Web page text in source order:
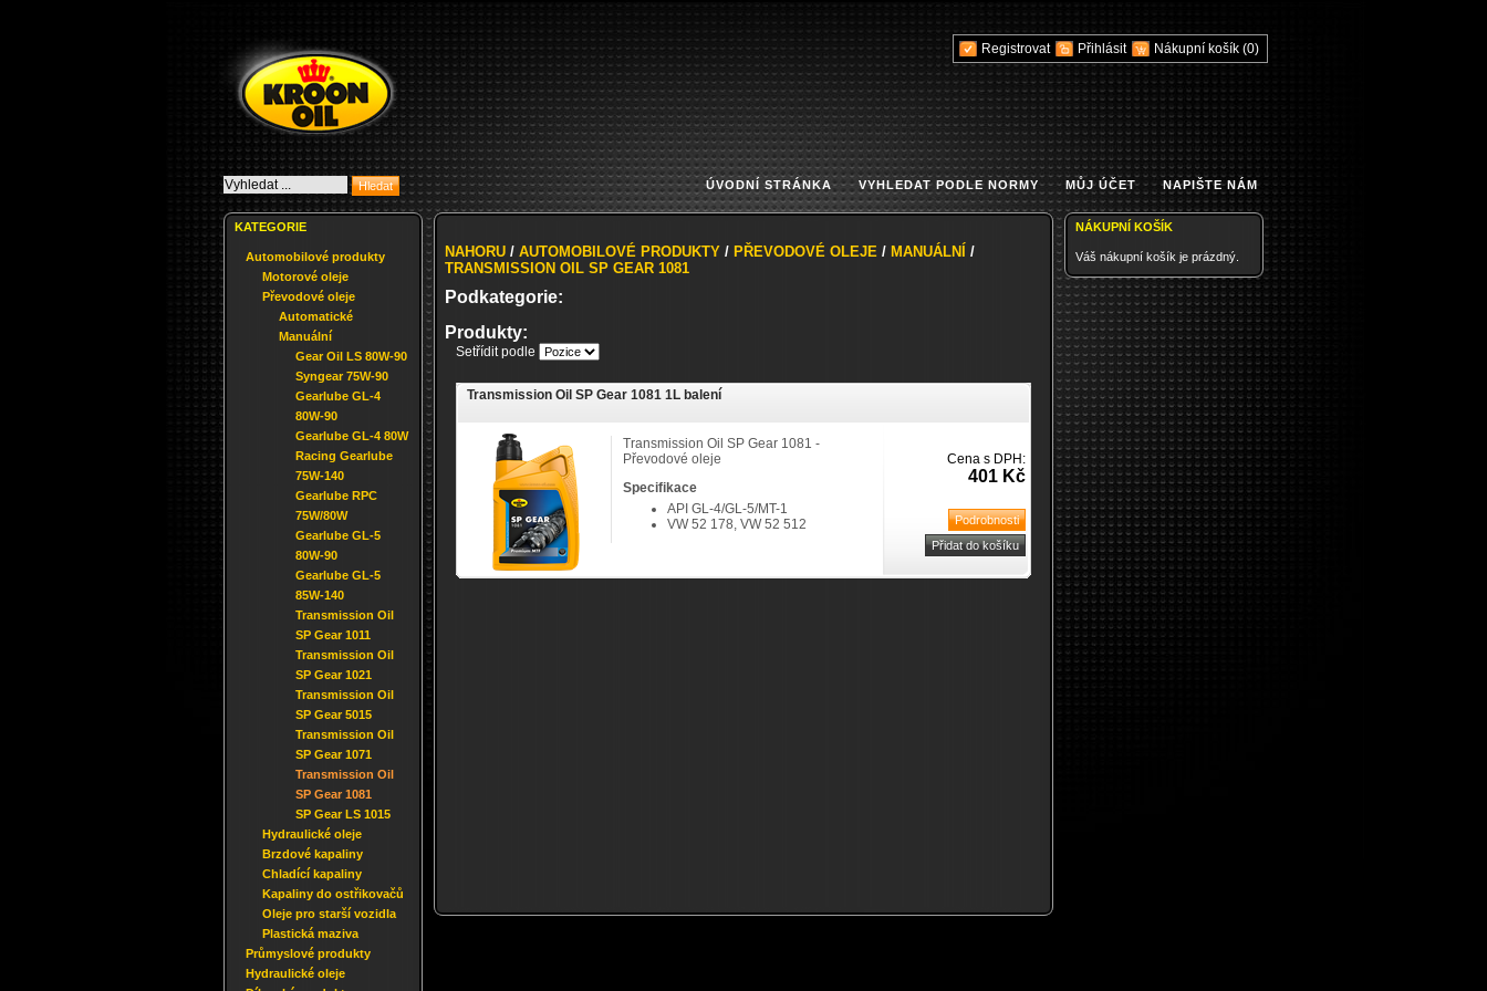
Registrovat Přihlásit Nákupní košík (0)
ÚVODNÍ STRÁNKA VYHLEDAT PODLE NORMY MŮJ ÚČET NAPIŠTE NÁM
KATEGORIE
Automobilové produkty
Motorové oleje
Převodové oleje
Automatické
Manuální
Gear Oil LS 80W-90
Syngear 75W-90
Gearlube GL-4
80W-90
Gearlube GL-4 80W
Racing Gearlube
75W-140
Gearlube RPC
75W/80W
Gearlube GL-5
80W-90
Gearlube GL-5
85W-140
Transmission Oil
SP Gear 1011
Transmission Oil
SP Gear 1021
Transmission Oil
SP Gear 5015
Transmission Oil
SP Gear 1071
Transmission Oil
SP Gear 1081
SP Gear LS 1015
Hydraulické oleje
Brzdové kapaliny
Chladící kapaliny
Kapaliny do ostřikovačů
Oleje pro starší vozidla
Plastická maziva
Průmyslové produkty
Hydraulické oleje
NAHORU / AUTOMOBILOVÉ PRODUKTY / PŘEVODOVÉ OLEJE / MANUÁLNÍ
/
TRANSMISSION OIL SP GEAR 1081
Podkategorie:
Produkty:
Setřídit podle
Transmission Oil SP Gear 1081 1L balení
Transmission Oil SP Gear 1081 -
Převodové oleje
Specifikace
API GL-4/GL-5/MT-1
VW 52 178, VW 52 512
Cena s DPH:
401 Kč
NÁKUPNÍ KOŠÍK
Váš nákupní košík je prázdný.